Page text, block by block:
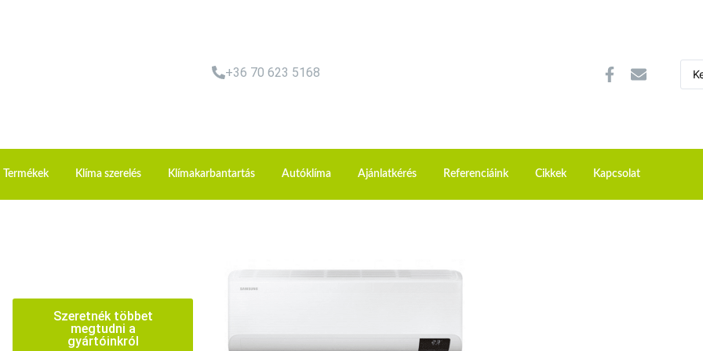
+36 70 623 5168
Termékek Klíma szerelés Klímakarbantartás Autóklíma Ajánlatkérés Referenciáink Cikkek Kapcsolat
Szeretnék többet
megtudni a
gyártóinkról